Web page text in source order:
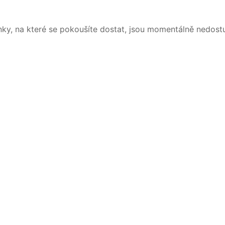
na které se pokoušíte dostat, jsou momentálně